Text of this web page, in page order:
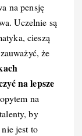
na pensję
Uczelnie są
cieszą
że
na lepsze
na
by
jest to